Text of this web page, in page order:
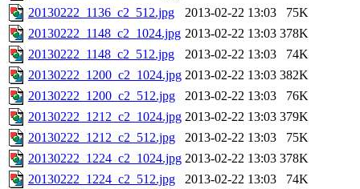
20130222_1136_c2_512.jpg
2013-02-22 13:03
75K
20130222_1148_c2_1024.jpg 2013-02-22 13:03 378K
20130222_1148_c2_512.jpg
2013-02-22 13:03
74K
20130222_1200_c2_1024.jpg 2013-02-22 13:03 382K
20130222_1200_c2_512.jpg
2013-02-22 13:03
76K
20130222_1212_c2_1024.jpg 2013-02-22 13:03 379K
20130222_1212_c2_512.jpg
2013-02-22 13:03
75K
20130222_1224_c2_1024.jpg 2013-02-22 13:03 378K
20130222_1224_c2_512.jpg
2013-02-22 13:03 74K